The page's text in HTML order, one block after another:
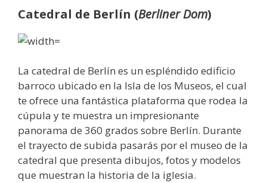
Catedral de Berlín (Berliner Dom)
La catedral de Berlín es un espléndido edificio
barroco ubicado en la Isla de los Museos, el cual
te ofrece una fantástica plataforma que rodea la
cúpula y te muestra un impresionante
panorama de 360 ​​grados sobre Berlín. Durante
el trayecto de subida pasarás por el museo de la
catedral que presenta dibujos, fotos y modelos
que muestran la historia de la iglesia.